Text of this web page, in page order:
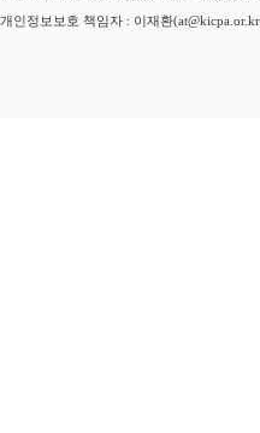
개인정보보호 책임자 : 이재환